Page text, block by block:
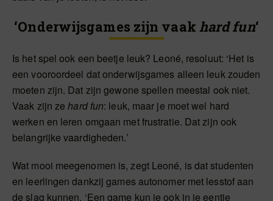
‘Onderwijsgames zijn vaak hard fun‘
Is het spel ook een beetje leuk? Leoné, resoluut: ‘Het is
een vooroordeel dat onderwijsgames alleen leuk zouden
moeten zijn. Dat zijn gewone spellen meestal ook niet.
Vaak zijn zehard fun: leuk, maar je moet wel hard
werken en leren omgaan met frustratie. Dat zijn ook
belangrijke vaardigheden.’
Wat mooi meegenomen is, zegt Leoné, is dat studenten
en leerlingen dankzij games autonomer met lesstof aan
de slag kunnen. ‘Een game kun je ook in je eentje